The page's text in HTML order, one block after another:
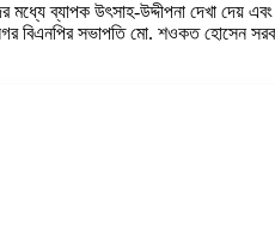
ব্যাপক উৎসাহ-উদ্দীপনা দেখা দেয়
সভাপতি মো. শওকত হোসেন